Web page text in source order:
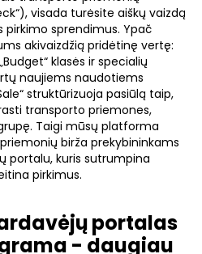
visada turėsite aiškų vaizdą
sprendimus. Ypač
akivaizdžią pridėtinę vertę:
klasės ir specialių
naujiems naudotiems
struktūrizuoja pasiūlą taip,
transporto priemones,
Taigi mūsų platforma
birža prekybininkams
portalu, kuris sutrumpina
pirkimus.
portalas
- daugiau